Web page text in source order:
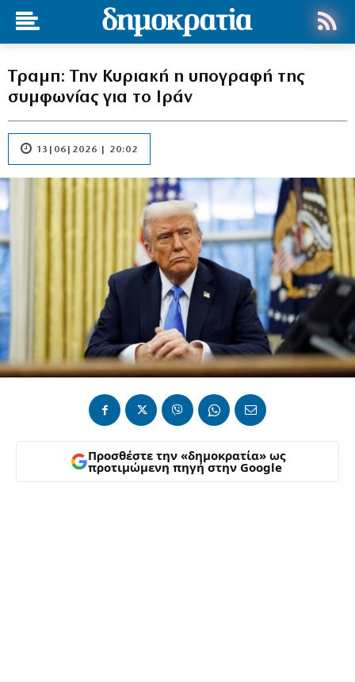
Τραμπ: Την Κυριακή η υπογραφή της
συμφωνίας για το Ιράν
13|06|2026 | 20:02
Προσθέστε την «δημοκρατία» ως
προτιμώμενη πηγή στην Google